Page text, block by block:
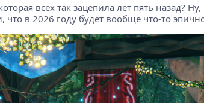
всех так зацепила лет пять назад?
в 2026 году будет вообще что-то